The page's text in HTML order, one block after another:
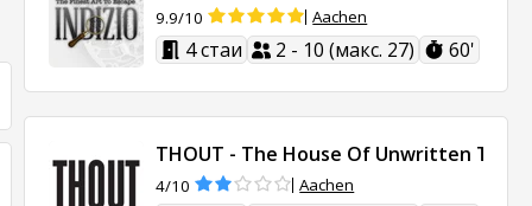
9.9/10 Aachen
4 стаи 2 - 10 (макс. 27) 60'
THOUT - The House Of Unwritten Tales
4/10 Aachen